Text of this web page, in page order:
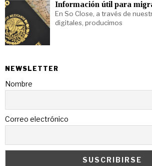
Información útil para
En So Close, a través de
digitales, producimos
NEWSLETTER
Nombre
Correo electrónico